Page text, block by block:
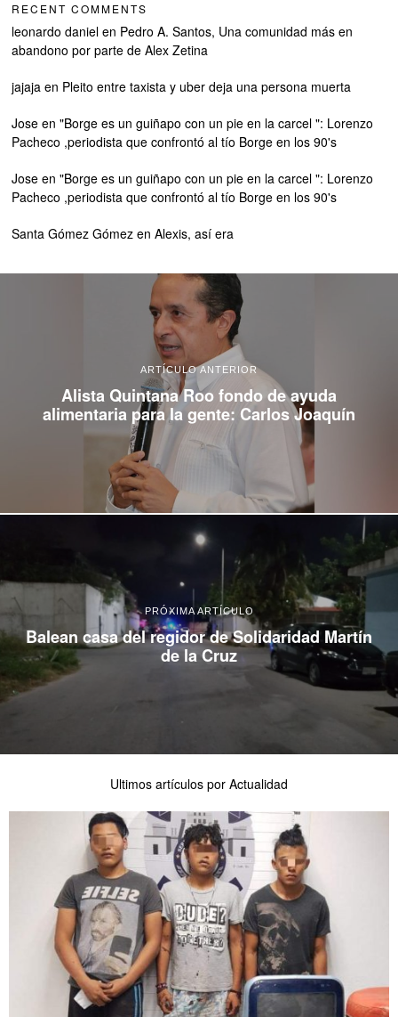
RECENT COMMENTS
leonardo daniel en Pedro A. Santos, Una comunidad más en
abandono por parte de Alex Zetina
jajaja en Pleito entre taxista y uber deja una persona muerta
Jose en"Borge es un guiñapo con un pie en la carcel ": Lorenzo
Pacheco ,periodista que confrontó al tío Borge en los 90's
Jose en"Borge es un guiñapo con un pie en la carcel ": Lorenzo
Pacheco ,periodista que confrontó al tío Borge en los 90's
Santa Gómez Gómez enAlexis, así era
ARTÍCULO ANTERIOR
Alista Quintana Roo fondo de ayuda
alimentaria para la gente: Carlos Joaquín
PRÓXIMA ARTÍCULO
Balean casa del regidor de Solidaridad Martín
de la Cruz
Ultimos artículos por Actualidad